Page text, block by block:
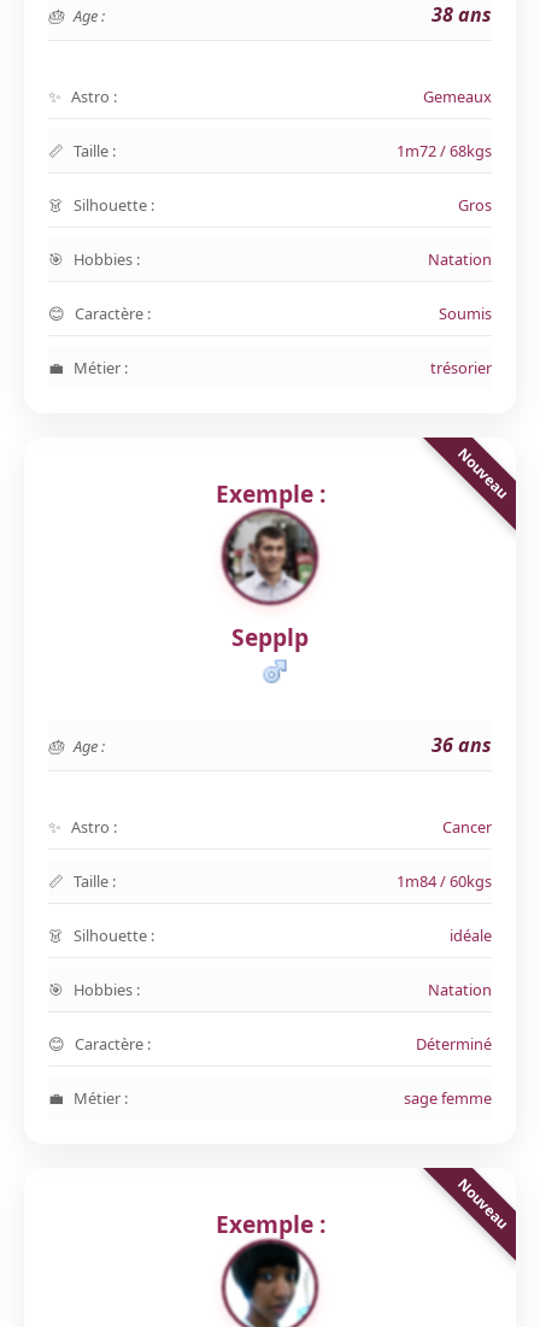
Age : 38 ans
Astro : Gemeaux
Taille : 1m72 / 68kgs
Silhouette : Gros
Hobbies : Natation
Caractère : Soumis
Métier : trésorier
Exemple :
Sepplp
Age : 36 ans
Astro : Cancer
Taille : 1m84 / 60kgs
Silhouette : idéale
Hobbies : Natation
Caractère : Déterminé
Métier : sage femme
Exemple :